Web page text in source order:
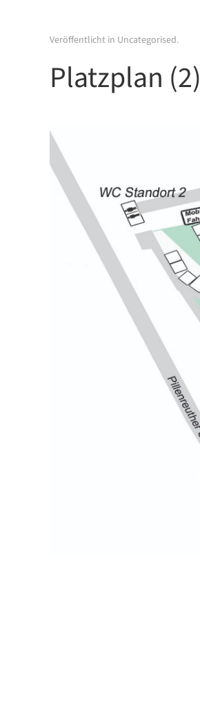
Veröffentlicht in Uncategorised.
Platzplan (2)